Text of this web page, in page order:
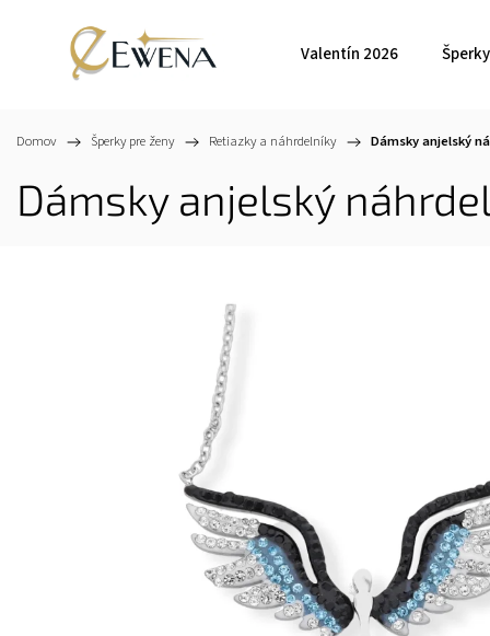
Valentín 2026
Domov / Šperky pre ženy / Retiazky a náhrdelníky / Dámsky anjelský
Dámsky anjelský